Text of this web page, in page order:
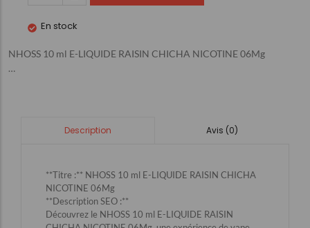
En stock
NHOSS 10 ml E-LIQUIDE RAISIN CHICHA NICOTINE 06Mg
…
Description Avis (0)
**Titre :** NHOSS 10 ml E-LIQUIDE RAISIN CHICHA
NICOTINE 06Mg
**Description SEO :**
Découvrez le NHOSS 10 ml E-LIQUIDE RAISIN